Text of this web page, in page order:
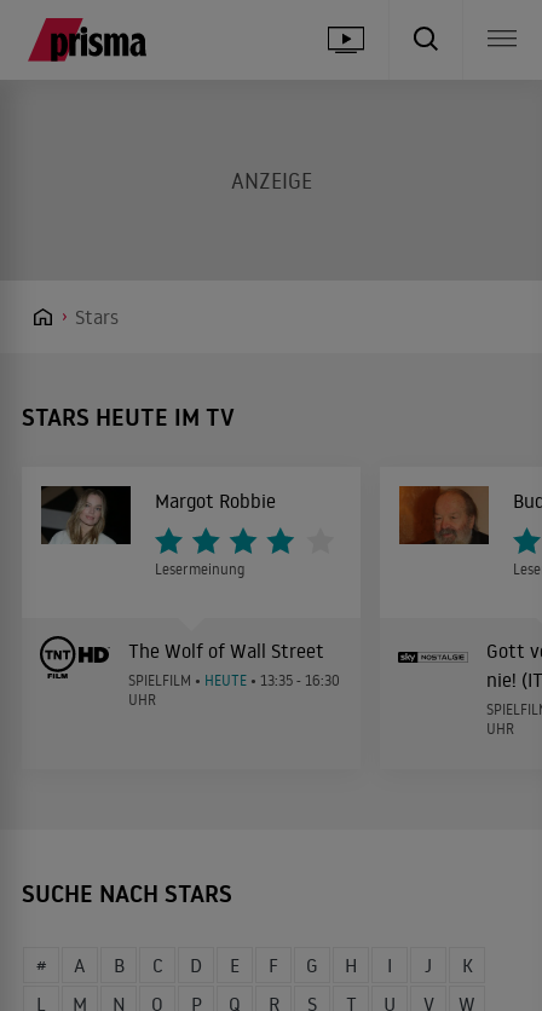
Stars
STARS HEUTE IM TV
Margot Robbie
Lesermeinung
The Wolf of Wall Street
SPIELFILM • HEUTE • 13:35 - 16:30
UHR
Gott
nie!
UHR
SUCHE NACH STARS
# A B C D E F G H I J
K
L
M N O P Q R S T U V
W